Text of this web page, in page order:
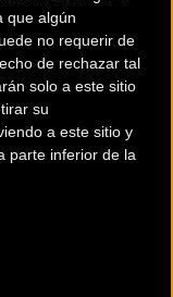
que algún
no requerir de
de rechazar tal
solo a este sitio
su
a este sitio y
parte inferior de la
.